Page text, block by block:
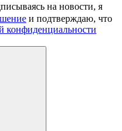
на новости, я
и подтверждаю, что
конфиденциальности